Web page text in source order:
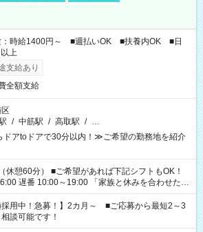
：時給1400円～ ■週払いOK ■扶養内OK ■日
上
支給あり
全額支給
/ 中筋駅 / 高取駅 / …
アtoドアで30分以内！≫ご希望の勤務地を紹介
があれば下記シフトもOK！
10:00～19:00 「家族と休みを合わせた
持って夕飯の準備がしたい」 「できれば残業はし
ご希望を教えてくださいね。 ※Wワーク希望
のお仕事で希望する勤務時間と、もう1つのお仕事
合計で週40時間を超える場合は応募できません。
採用中！急募！】2カ月～ ■ご応募から最短2～3
談可能です！